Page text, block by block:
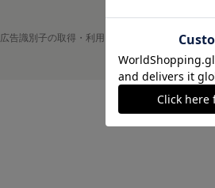
広告識別子の取得・利用 プライバシーポリシー
©GMO